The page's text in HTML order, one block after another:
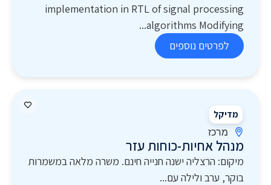
implementation in RTL of signal processing
algorithms Modifying...
לפרטים נוספים
מדיקל
מרכז
מנהל אחיות-כוחות עזר
מיקום: הרצליה ישנה חנייה חינם. משרה מלאה במשמרות
בוקר, ערב ולילה עם...